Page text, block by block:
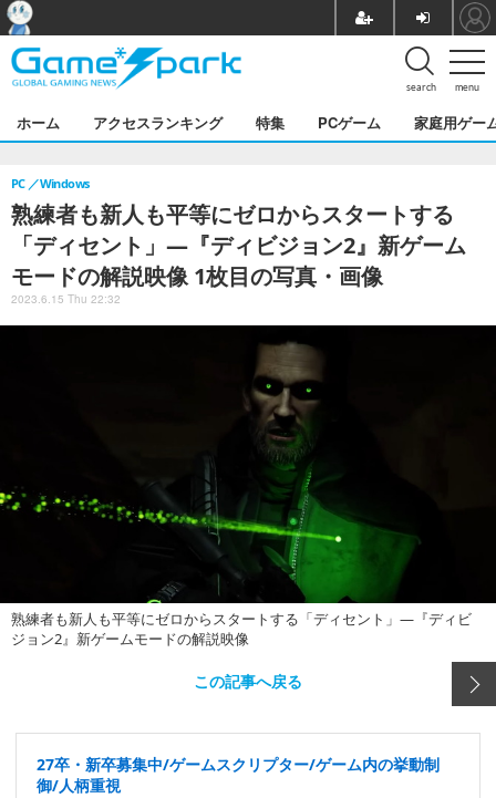
menu
search
ホーム アクセスランキング 特集 PCゲーム 家庭用ゲー
熟練者も新人も平等にゼロからスタートする
「ディセント」―『ディビジョン2』新ゲーム
モードの解説映像 1枚目の写真・画像
PC Windows
2023.6.15 Thu 22:32
熟練者も新人も平等にゼロからスタートする「ディセント」―『ディビ
ジョン2』新ゲームモードの解説映像
この記事へ戻る
27卒・新卒募集中/ゲームスクリプター/ゲーム内の挙動制
御/人柄重視